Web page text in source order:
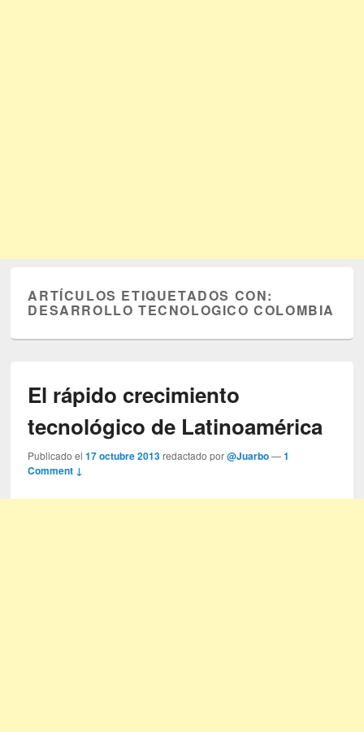
ARTÍCULOS ETIQUETADOS CON:
DESARROLLO TECNOLOGICO COLOMBIA
El rápido crecimiento
tecnológico de Latinoamérica
Publicado el17 octubre 2013 redactado por@Juarbo —1
Comment ↓